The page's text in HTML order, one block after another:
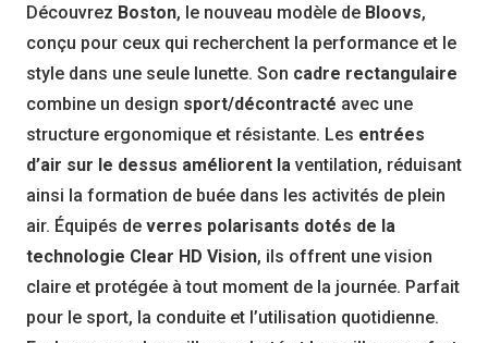
Découvrez Boston, le nouveau modèle de Bloovs,
conçu pour ceux qui recherchent la performance et le
style dans une seule lunette. Son cadre rectangulaire
combine un design sport/décontracté avec une
structure ergonomique et résistante. Les entrées
d’air sur le dessus améliorent la ventilation, réduisant
ainsi la formation de buée dans les activités de plein
air. Équipés de verres polarisants dotés de la
technologie Clear HD Vision, ils offrent une vision
claire et protégée à tout moment de la journée. Parfait
pour le sport, la conduite et l’utilisation quotidienne.